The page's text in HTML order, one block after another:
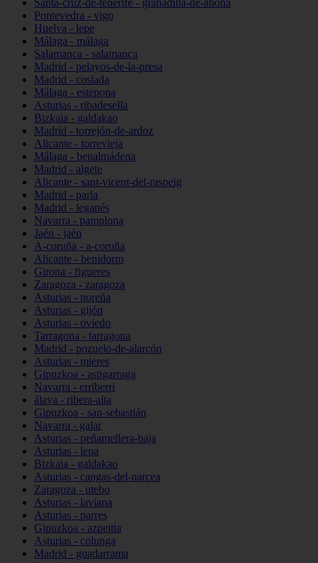
Santa-cruz-de-tenerife - granadilla-de-abona
Pontevedra - vigo
Huelva - lepe
Málaga - málaga
Salamanca - salamanca
Madrid - pelayos-de-la-presa
Madrid - coslada
Málaga - estepona
Asturias - ribadesella
Bizkaia - galdakao
Madrid - torrejón-de-ardoz
Alicante - torrevieja
Málaga - benalmádena
Madrid - algete
Alicante - sant-vicent-del-raspeig
Madrid - parla
Madrid - leganés
Navarra - pamplona
Jaén - jaén
A-coruña - a-coruña
Alicante - benidorm
Girona - figueres
Zaragoza - zaragoza
Asturias - noreña
Asturias - gijón
Asturias - oviedo
Tarragona - tarragona
Madrid - pozuelo-de-alarcón
Asturias - mieres
Gipuzkoa - astigarraga
Navarra - erriberri
álava - ribera-alta
Gipuzkoa - san-sebastián
Navarra - galar
Asturias - peñamellera-baja
Asturias - lena
Bizkaia - galdakao
Asturias - cangas-del-narcea
Zaragoza - utebo
Asturias - laviana
Asturias - parres
Gipuzkoa - azpeitia
Asturias - colunga
Madrid - guadarrama